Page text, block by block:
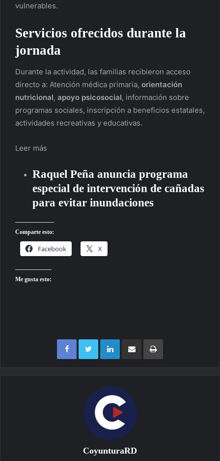
vulnerables.
Servicios ofrecidos durante la
jornada
Durante la actividad, las familias recibieron acceso
directo a: Atención médica primaria, orientación
nutricional, apoyo psicosocial, información sobre
programas sociales, inscripción a beneficios estatales,
actividades recreativas y educativas.
Leer más
Raquel Peña anuncia programa
especial de intervención de cañadas
para evitar inundaciones
Comparte esto:
Facebook X
Me gusta esto:
FacebookTwitterLinkedInCompartir por correo electrónicoImprimir
CoyunturaRD